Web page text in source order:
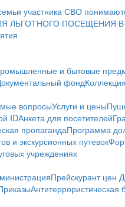
участника СВО
ЛЬГОТНОГО ПОСЕЩЕНИЯ
и бытовые
фонд
вопросыУслуги и цены
IDАнкета для посетителей
пропагандаПрограмма
и экскурсионных путевок
учреждениях
Прейскурант цен
Антитеррористическая